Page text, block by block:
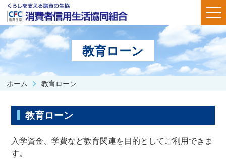
教育ローン
ホーム 教育ローン
教育ローン
入学資金、学費など教育関連を目的としてご利用できま
す。